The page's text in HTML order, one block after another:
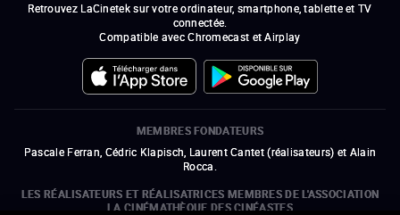
Retrouvez LaCinetek sur votre ordinateur, smartphone, tablette et TV
connectée.
Compatible avec Chromecast et Airplay
MEMBRES FONDATEURS
Pascale Ferran, Cédric Klapisch, Laurent Cantet (réalisateurs) et Alain
Rocca.
LES RÉALISATEURS ET RÉALISATRICES MEMBRES DE L'ASSOCIATION
LA CINÉMATHÈQUE DES CINÉASTES